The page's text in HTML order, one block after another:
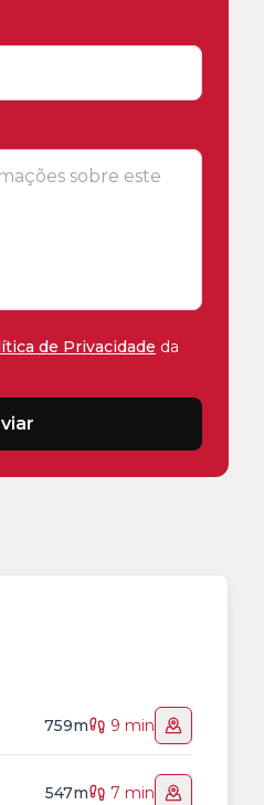
de Privacidade da
759m 9 min
547m 7 min